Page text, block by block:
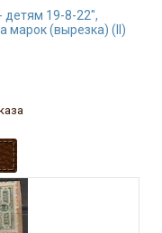
детям 19-8-22",
марок (вырезка) (II)